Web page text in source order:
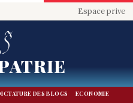
Espace prive
DES BLOGS
ECONOMIE